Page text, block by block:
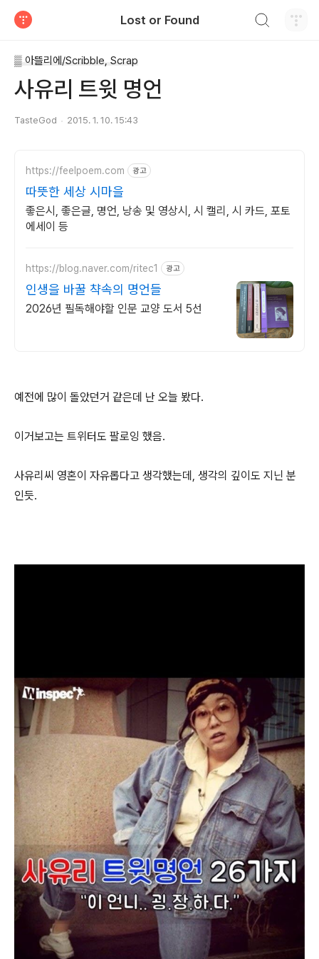
Lost or Found
▒ 아뜰리에/Scribble, Scrap
사유리 트윗 명언
TasteGod 2015. 1. 10. 15:43
https://feelpoem.com 광고
따뜻한 세상 시마을
좋은시, 좋은글, 명언, 낭송 및 영상시, 시 캘리, 시 카드, 포토
에세이 등
https://blog.naver.com/ritec1 광고
인생을 바꿀 챡속의 명언들
2026년 필독해야할 인문 교양 도서 5선
예전에 많이 돌았던거 같은데 난 오늘 봤다.
이거보고는 트위터도 팔로잉 했음.
사유리씨 영혼이 자유롭다고 생각했는데, 생각의 깊이도 지닌 분
인듯.